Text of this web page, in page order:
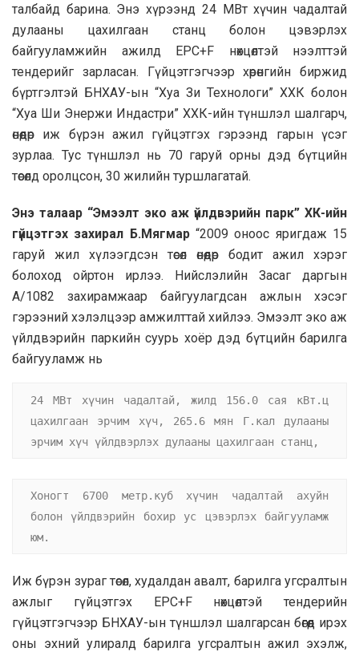
талбайд барина. Энэ хүрээнд 24 МВт хүчин чадалтай
дулааны цахилгаан станц болон цэвэрлэх
байгууламжийн ажилд EPC+F нөхцөлтэй нээлттэй
тендерийг зарласан. Гүйцэтгэгчээр хөрөнгийн биржид
бүртгэлтэй БНХАУ-ын “Хуа Зи Технологи” ХХК болон
“Хуа Ши Энержи Индастри” ХХК-ийн түншлэл шалгарч,
өнөөдөр иж бүрэн ажил гүйцэтгэх гэрээнд гарын үсэг
зурлаа. Тус түншлэл нь 70 гаруй орны дэд бүтцийн
төсөлд оролцсон, 30 жилийн туршлагатай.
Энэ талаар “Эмээлт эко аж үйлдвэрийн парк” ХК-ийн
гүйцэтгэх захирал Б.Мягмар“2009 оноос яригдаж 15
гаруй жил хүлээгдсэн төсөл өнөөдөр бодит ажил хэрэг
болоход ойртон ирлээ. Нийслэлийн Засаг даргын
А/1082 захирамжаар байгуулагдсан ажлын хэсэг
гэрээний хэлэлцээр амжилттай хийлээ. Эмээлт эко аж
үйлдвэрийн паркийн суурь хоёр дэд бүтцийн барилга
байгууламж нь
24 МВт хүчин чадалтай, жилд 156.0 сая кВт.ц
цахилгаан эрчим хүч, 265.6 мян Г.кал дулааны
эрчим хүч үйлдвэрлэх дулааны цахилгаан станц,
Хоногт 6700 метр.куб хүчин чадалтай ахуйн
болон үйлдвэрийн бохир ус цэвэрлэх байгууламж
юм.
Иж бүрэн зураг төсөл, худалдан авалт, барилга угсралтын
ажлыг гүйцэтгэх EPC+F нөхцөлтэй тендерийн
гүйцэтгэгчээр БНХАУ-ын түншлэл шалгарсан бөгөөд ирэх
оны эхний улиралд барилга угсралтын ажил эхэлж,